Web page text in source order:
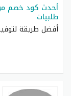
طلبيات
أفضل طريقة